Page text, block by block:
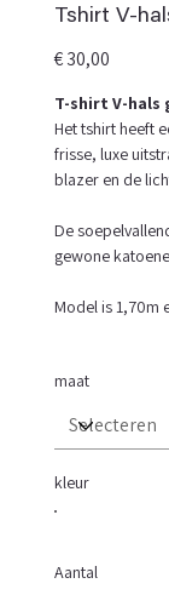
Tshirt V-
Prijs
€ 30,00
T-shirt V-hals
Het tshirt heeft
frisse, luxe
blazer en de
De
gewone
Model is 1,70m
maat
kleur
Aantal